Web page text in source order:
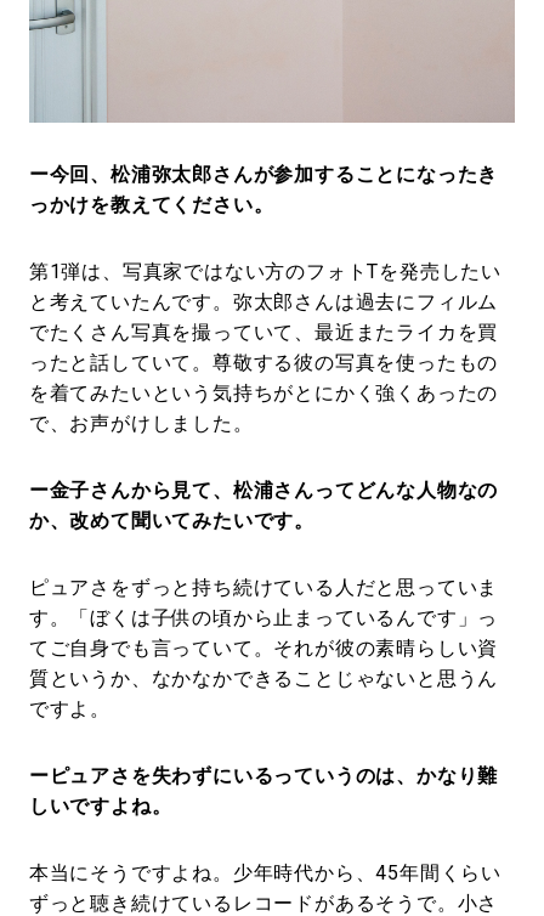
ー今回、松浦弥太郎さんが参加することになったき
っかけを教えてください。
第1弾は、写真家ではない方のフォトTを発売したい
と考えていたんです。弥太郎さんは過去にフィルム
でたくさん写真を撮っていて、最近またライカを買
ったと話していて。尊敬する彼の写真を使ったもの
を着てみたいという気持ちがとにかく強くあったの
で、お声がけしました。
ー金子さんから見て、松浦さんってどんな人物なの
か、改めて聞いてみたいです。
ピュアさをずっと持ち続けている人だと思っていま
す。「ぼくは子供の頃から止まっているんです」っ
てご自身でも言っていて。それが彼の素晴らしい資
質というか、なかなかできることじゃないと思うん
ですよ。
ーピュアさを失わずにいるっていうのは、かなり難
しいですよね。
本当にそうですよね。少年時代から、45年間くらい
ずっと聴き続けているレコードがあるそうで。小さ